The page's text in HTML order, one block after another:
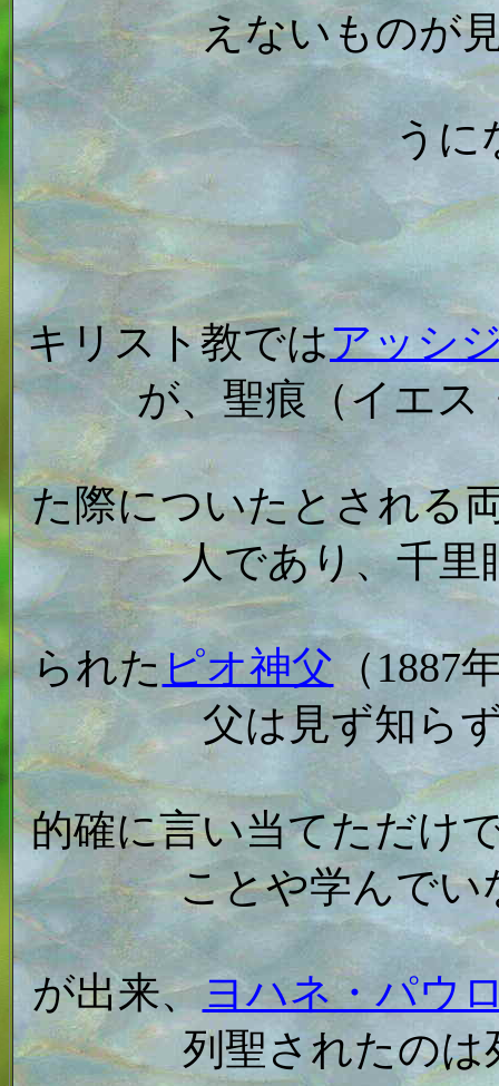
えないものが
うに
キリスト教ではアッシ
が、聖痕（イエス
た際についたとされる
人であり、千里
られた ピオ神父 （1887
父は見ず知ら
的確に言い当てただけ
ことや学んでい
が出来、ヨハネ・パウ
列聖されたのは